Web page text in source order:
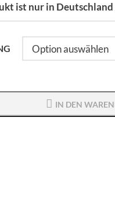
ist nur in
IN DEN